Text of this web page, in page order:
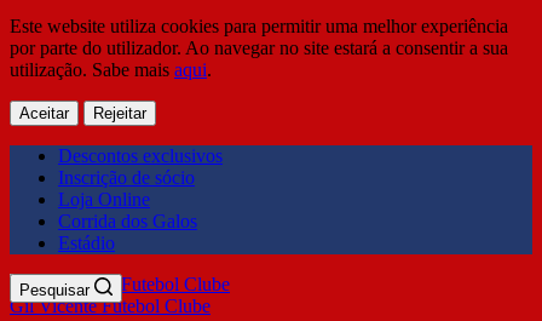
Este website utiliza cookies para permitir uma melhor experiência
por parte do utilizador. Ao navegar no site estará a consentir a sua
utilização. Sabe mais aqui.
Aceitar Rejeitar
Descontos exclusivos
Inscrição de sócio
Loja Online
Corrida dos Galos
Estádio
Gil Vicente Futebol Clube
Pesquisar